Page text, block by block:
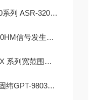
3400H 交流电源输出模式(AC-INT模式)
显示 等性能同步双通道可达200MHz
流开关电源 高效便捷远程控制
试仪不但易操作使用而且易维护